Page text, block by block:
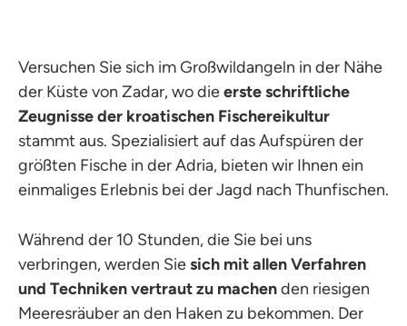
Versuchen Sie sich im Großwildangeln in der Nähe
der Küste von Zadar, wo dieerste schriftliche
Zeugnisse der kroatischen Fischereikultur
stammt aus. Spezialisiert auf das Aufspüren der
größten Fische in der Adria, bieten wir Ihnen ein
einmaliges Erlebnis bei der Jagd nach Thunfischen.
Während der 10 Stunden, die Sie bei uns
verbringen, werden Siesich mit allen Verfahren
und Techniken vertraut zu machenden riesigen
Meeresräuber an den Haken zu bekommen. Der